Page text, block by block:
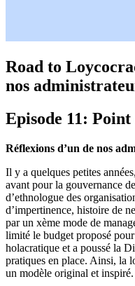
Road to
nos
Episode 11:
Réflexions d’un de nos
Il y a quelques petites
avant pour la gouvernance
d’ethnologue des
d’impertinence, histoire de
par un xème mode de
limité le budget proposé
holacratique et a poussé la
pratiques en place. Ainsi, la
un modèle original et inspiré.